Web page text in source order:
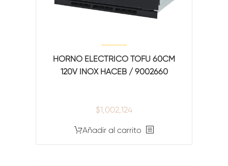
HORNO ELECTRICO TOFU 60CM
120V INOX HACEB / 9002660
$1,002,124
Añadir al carrito